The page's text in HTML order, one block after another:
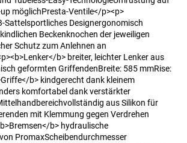
möglichPresta-Ventile</p><p>
Sattelsportliches Designergonomisch
Beckenknochen der jeweiligen
Schutz zum Anlehnen an
b> breiter, leichter Lenker aus
geformten GriffendenBreite: 585 mmRise:
b> kindgerecht dank kleinem
komfortabel dank verstärkter
aus Silikon für
mit Klemmung gegen Verdrehen
b> hydraulische
PromaxScheibendurchmesser